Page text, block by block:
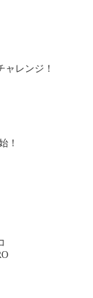
レンジ！
！